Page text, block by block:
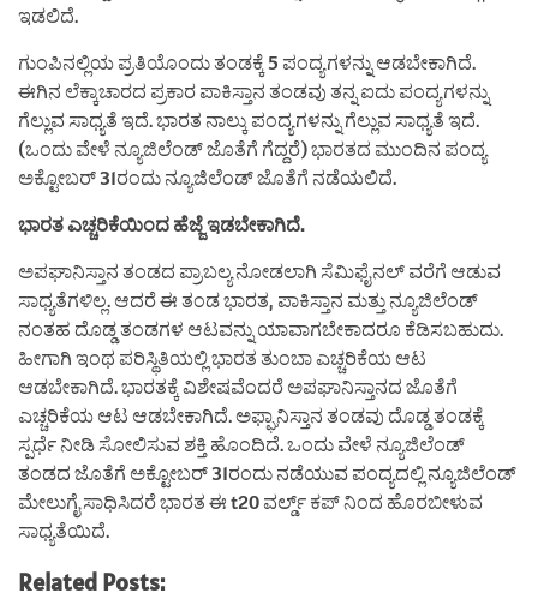
ಇಡಲಿದೆ.
ಗುಂಪಿನಲ್ಲಿಯ ಪ್ರತಿಯೊಂದು ತಂಡಕ್ಕೆ 5 ಪಂದ್ಯಗಳನ್ನು ಆಡಬೇಕಾಗಿದೆ.
ಈಗಿನ ಲೆಕ್ಕಾಚಾರದ ಪ್ರಕಾರ ಪಾಕಿಸ್ತಾನ ತಂಡವು ತನ್ನ ಐದು ಪಂದ್ಯಗಳನ್ನು
ಗೆಲ್ಲುವ ಸಾಧ್ಯತೆ ಇದೆ. ಭಾರತ ನಾಲ್ಕು ಪಂದ್ಯಗಳನ್ನು ಗೆಲ್ಲುವ ಸಾಧ್ಯತೆ ಇದೆ.
(ಒಂದು ವೇಳೆ ನ್ಯೂಜಿಲೆಂಡ್ ಜೊತೆಗೆ ಗೆದ್ದರೆ) ಭಾರತದ ಮುಂದಿನ ಪಂದ್ಯ
ಅಕ್ಟೋಬರ್ 31ರಂದು ನ್ಯೂಜಿಲೆಂಡ್ ಜೊತೆಗೆ ನಡೆಯಲಿದೆ.
ಭಾರತ ಎಚ್ಚರಿಕೆಯಿಂದ ಹೆಜ್ಜೆ ಇಡಬೇಕಾಗಿದೆ.
ಅಪಘಾನಿಸ್ತಾನ ತಂಡದ ಪ್ರಾಬಲ್ಯ ನೋಡಲಾಗಿ ಸೆಮಿಫೈನಲ್ ವರೆಗೆ ಆಡುವ
ಸಾಧ್ಯತೆಗಳಿಲ್ಲ. ಆದರೆ ಈ ತಂಡ ಭಾರತ, ಪಾಕಿಸ್ತಾನ ಮತ್ತು ನ್ಯೂಜಿಲೆಂಡ್
ನಂತಹ ದೊಡ್ಡ ತಂಡಗಳ ಆಟವನ್ನು ಯಾವಾಗಬೇಕಾದರೂ ಕೆಡಿಸಬಹುದು.
ಹೀಗಾಗಿ ಇಂಥ ಪರಿಸ್ಥಿತಿಯಲ್ಲಿ ಭಾರತ ತುಂಬಾ ಎಚ್ಚರಿಕೆಯ ಆಟ
ಆಡಬೇಕಾಗಿದೆ. ಭಾರತಕ್ಕೆ ವಿಶೇಷವೆಂದರೆ ಅಪಘಾನಿಸ್ತಾನದ ಜೊತೆಗೆ
ಎಚ್ಚರಿಕೆಯ ಆಟ ಆಡಬೇಕಾಗಿದೆ. ಅಫ್ಘಾನಿಸ್ತಾನ ತಂಡವು ದೊಡ್ಡ ತಂಡಕ್ಕೆ
ಸ್ಪರ್ಧೆ ನೀಡಿ ಸೋಲಿಸುವ ಶಕ್ತಿ ಹೊಂದಿದೆ. ಒಂದು ವೇಳೆ ನ್ಯೂಜಿಲೆಂಡ್
ತಂಡದ ಜೊತೆಗೆ ಅಕ್ಟೋಬರ್ 31ರಂದು ನಡೆಯುವ ಪಂದ್ಯದಲ್ಲಿ ನ್ಯೂಜಿಲೆಂಡ್
ಮೇಲುಗೈ ಸಾಧಿಸಿದರೆ ಭಾರತ ಈ t20 ವರ್ಲ್ಡ್ ಕಪ್ ನಿಂದ ಹೊರಬೀಳುವ
ಸಾಧ್ಯತೆಯಿದೆ.
Related Posts: